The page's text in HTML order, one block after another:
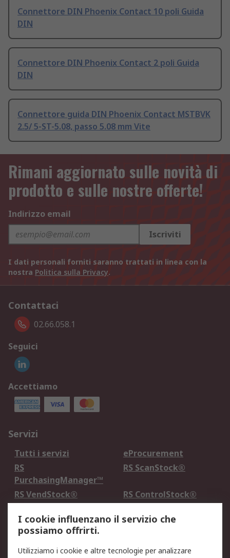
Connettore DIN Phoenix Contact 10 poli Guida
DIN
Connettore DIN Phoenix Contact 2 poli Guida
DIN
Connettore guida DIN Phoenix Contact MSTBVK
2.5/ 5-ST-5.08, passo 5.08 mm Vite
Rimani aggiornato sulle novità di
prodotto e sulle nostre offerte!
Indirizzo email
Iscriviti
I dati personali forniti saranno trattati in linea con la
nostra Politica sulla Privacy.
Contattaci
02.66.058.1
Seguici
Accettiamo
Servizi
Tutti i servizi
eProcurement
RS
PurchasingManager™
RS ScanStock®
RS VendStock®
RS ControlStock®
Legale
Informativa Cookie Informativa Privacy -
I cookie influenzano il servizio che
possiamo offrirti.
Utilizziamo i cookie e altre tecnologie per analizzare